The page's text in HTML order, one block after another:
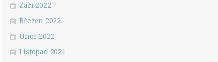
Září 2022
Březen 2022
Únor 2022
Listopad 2021